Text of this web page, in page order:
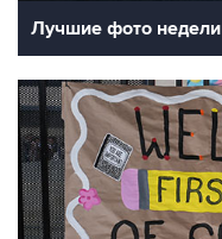
Лучшие фото недели